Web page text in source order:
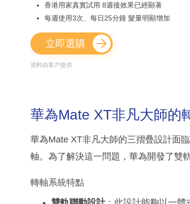
香港用家真實試用 8週後效果已經顯著
每週使用3次、每日25分鐘 髮量明顯增加
立即選購
資料由客戶提供
華為Mate XT非凡大師的
華為Mate XT非凡大師的三摺疊設計面
軸。為了解決這一問題，華為開發了雙
轉軸系統特點